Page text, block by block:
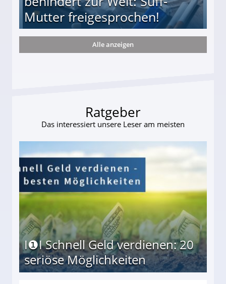
Mutter freigesprochen!
Mutter freigesprochen!
Alle anzeigen
Ratgeber
Das interessiert unsere Leser am meisten
I❶I Schnell Geld verdienen: 20
seriöse Möglichkeiten